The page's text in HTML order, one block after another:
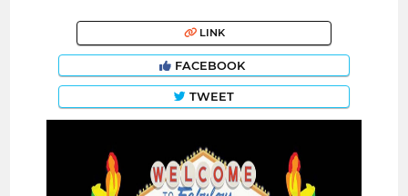
LINK
FACEBOOK
TWEET